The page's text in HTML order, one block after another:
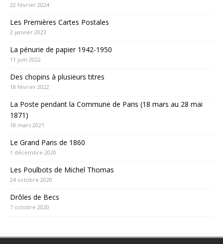
22 février 2024
Les Premières Cartes Postales
2 janvier 2023
La pénurie de papier 1942-1950
11 juin 2022
Des chopins à plusieurs titres
18 février 2022
La Poste pendant la Commune de Paris (18 mars au 28 mai
1871)
18 mars 2021
Le Grand Paris de 1860
1 décembre 2020
Les Poulbots de Michel Thomas
24 octobre 2020
Drôles de Becs
7 octobre 2020